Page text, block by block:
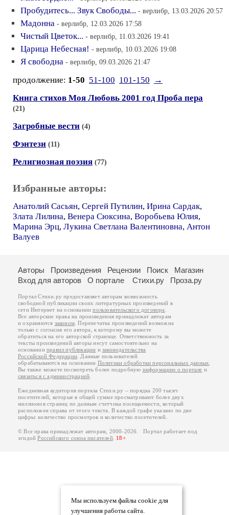
Пробудитесь... Звук Свободы... - верлибр, 13.03.2026 20:57
Мадонна - верлибр, 12.03.2026 17:58
Чистый Цветок... - верлибр, 11.03.2026 19:41
Царица Небесная! - верлибр, 10.03.2026 19:08
Я свободна - верлибр, 09.03.2026 21:47
продолжение: 1-50 51-100 101-150
→
Книга стихов Моя Любовь 2001 год Проба пера
(21)
Загробные вести (4)
Фэнтези (11)
Религиозная поэзия (77)
Избранные авторы:
Анатолий Сасьян, Сергей Путилин, Ирина Сардак,
Злата Лилина, Венера Сюксина, Воробьева Юлия,
Марина Эрц, Лукина Светлана Валентиновна, Антон
Валуев
Мы используем файлы cookie для
улучшения работы сайта.
Авторы Произведения Рецензии Поиск
Магазин
Вход для авторов
О портале Стихи.ру Проза.ру
Портал Стихи.ру предоставляет авторам возможность
свободной публикации своих литературных произведений в
сети Интернет на основаниипользовательского договора
Все авторские права на произведения принадлежат авторам
и охраняются законом . Перепечатка произведений возможна
только с согласия его автора, к которому вы можете
обратиться на его авторской странице. Ответственность за
тексты произведений авторы несут самостоятельно на
основанииправил публикации изаконодательства
Российской Федерации . Данные пользователей
обрабатываются на основании Политики обработки персональных данных
Вы также можете посмотреть более подробную информацию о портале и
связаться с администрацией
Ежедневная аудитория портала Стихи.ру – порядка 200 тысяч
посетителей, которые в общей сумме просматривают более двух
миллионов страниц по данным счетчика посещаемости, который
расположен справа от этого текста. В каждой графе указано по две
цифры: количество просмотров и количество посетителей.
© Все права принадлежат авторам, 2000-2026. Портал работает под
эгидойРоссийского союза писателей. 18+